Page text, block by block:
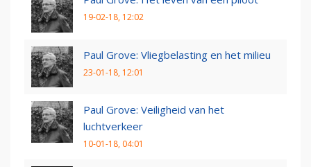
19-02-18, 12:02
Paul Grove: Vliegbelasting en het milieu
23-01-18, 12:01
Paul Grove: Veiligheid van het
luchtverkeer
10-01-18, 04:01